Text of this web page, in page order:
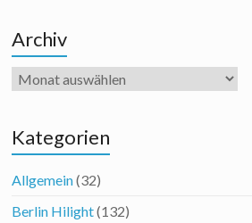
Archiv
Archiv
Kategorien
Allgemein(32)
Berlin Hilight(132)